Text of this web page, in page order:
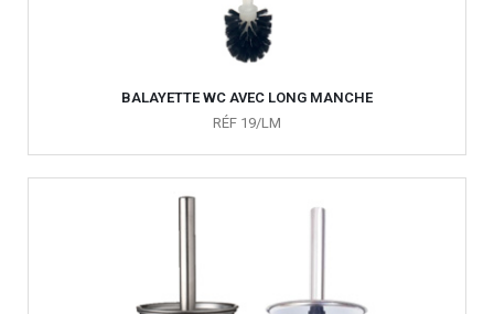
BALAYETTE WC AVEC LONG MANCHE
RÉF 19/LM